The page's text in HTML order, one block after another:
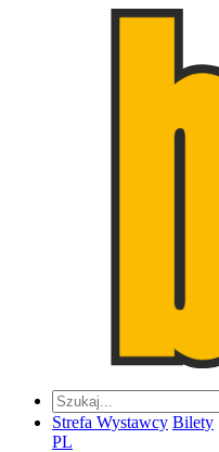
Strefa Wystawcy Bilety
PL